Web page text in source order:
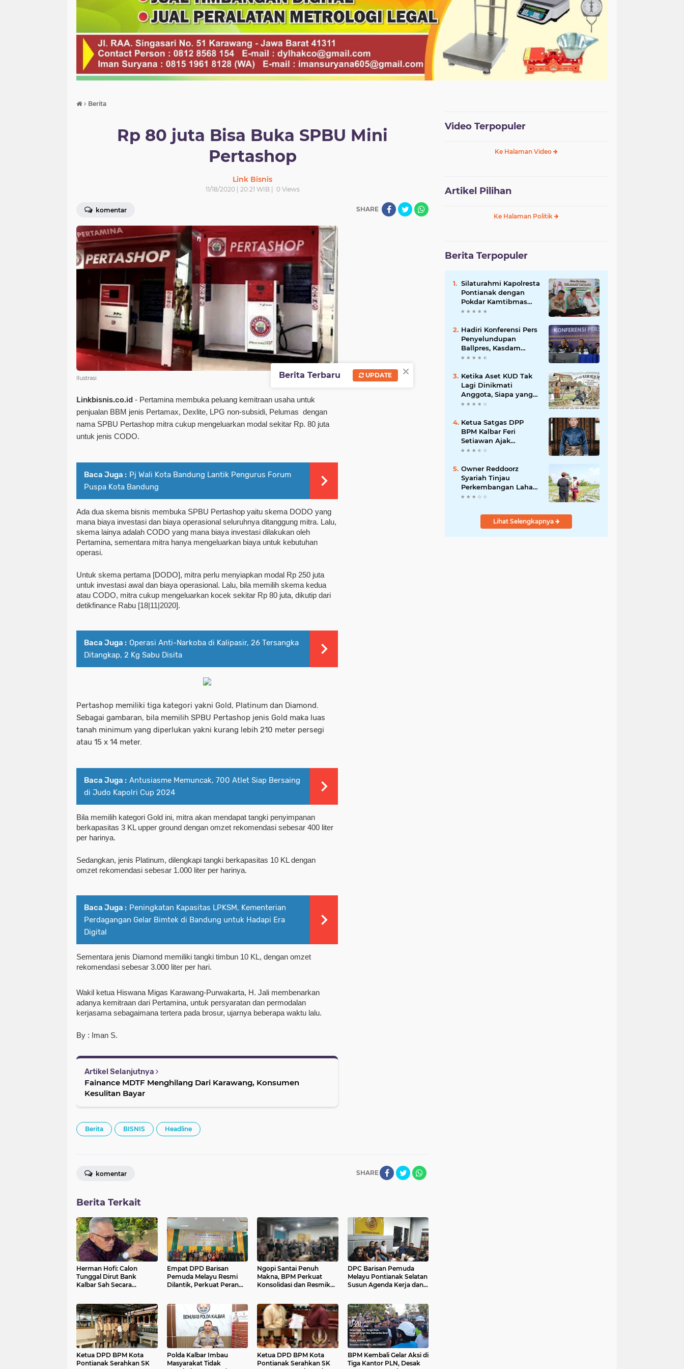
› Berita
Rp 80 juta Bisa Buka SPBU Mini
Pertashop
Link Bisnis
11/18/2020 | 20:21 WIB | 0Views
komentar SHARE
Ilustrasi
Linkbisnis.co.id - Pertamina membuka peluang kemitraan usaha untuk
penjualan BBM jenis Pertamax, Dexlite, LPG non-subsidi, Pelumas  dengan
nama SPBU Pertashop mitra cukup mengeluarkan modal sekitar Rp. 80 juta
untuk jenis CODO.
Baca Juga : Pj Wali Kota Bandung Lantik Pengurus Forum
Puspa Kota Bandung
Ada dua skema bisnis membuka SPBU Pertashop yaitu skema DODO yang
mana biaya investasi dan biaya operasional seluruhnya ditanggung mitra. Lalu,
skema lainya adalah CODO yang mana biaya investasi dilakukan oleh
Pertamina, sementara mitra hanya mengeluarkan biaya untuk kebutuhan
operasi.
Untuk skema pertama [DODO], mitra perlu menyiapkan modal Rp 250 juta
untuk investasi awal dan biaya operasional. Lalu, bila memilih skema kedua
atau CODO, mitra cukup mengeluarkan kocek sekitar Rp 80 juta, dikutip dari
detikfinance Rabu [18|11|2020].
Baca Juga : Operasi Anti-Narkoba di Kalipasir, 26 Tersangka
Ditangkap, 2 Kg Sabu Disita
Pertashop memiliki tiga kategori yakni Gold, Platinum dan Diamond.
Sebagai gambaran, bila memilih SPBU Pertashop jenis Gold maka luas
tanah minimum yang diperlukan yakni kurang lebih 210 meter persegi
atau 15 x 14 meter.
Baca Juga : Antusiasme Memuncak, 700 Atlet Siap Bersaing
di Judo Kapolri Cup 2024
Bila memilih kategori Gold ini, mitra akan mendapat tangki penyimpanan
berkapasitas 3 KL upper ground dengan omzet rekomendasi sebesar 400 liter
per harinya.
Sedangkan, jenis Platinum, dilengkapi tangki berkapasitas 10 KL dengan
omzet rekomendasi sebesar 1.000 liter per harinya.
Baca Juga : Peningkatan Kapasitas LPKSM, Kementerian
Perdagangan Gelar Bimtek di Bandung untuk Hadapi Era
Digital
Sementara jenis Diamond memiliki tangki timbun 10 KL, dengan omzet
rekomendasi sebesar 3.000 liter per hari.
Wakil ketua Hiswana Migas Karawang-Purwakarta, H. Jali membenarkan
adanya kemitraan dari Pertamina, untuk persyaratan dan permodalan
kerjasama sebagaimana tertera pada brosur, ujarnya beberapa waktu lalu.
By : Iman S.
Artikel Selanjutnya
Fainance MDTF Menghilang Dari Karawang, Konsumen
Kesulitan Bayar
Berita BISNIS Headline
SHARE
komentar
Berita Terkait
Herman Hofi: Calon
Tunggal Dirut Bank
Kalbar Sah Secara
Empat DPD Barisan
Pemuda Melayu Resmi
Dilantik, Perkuat Peran
Ngopi Santai Penuh
Makna, BPM Perkuat
Konsolidasi dan Resmikan
DPC Barisan Pemuda
Melayu Pontianak Selatan
Susun Agenda Kerja dan
Ketua DPD BPM Kota
Pontianak Serahkan SK
Polda Kalbar Imbau
Masyarakat Tidak
Ketua DPD BPM Kota
Pontianak Serahkan SK
BPM Kembali Gelar Aksi di
Tiga Kantor PLN, Desak
Video Terpopuler
Ke Halaman Video
Artikel Pilihan
Ke Halaman Politik
Berita Terpopuler
Silaturahmi Kapolresta
Pontianak dengan
Pokdar Kamtibmas
Resor Kota Pontianak
Hadiri Konferensi Pers
Penyelundupan
Ballpres, Kasdam
XII/Tpr Tegaskan
Perbatasan Kalbar
Ketika Aset KUD Tak
Lagi Dinikmati
Anggota, Siapa yang
Bertanggung Jawab?
Ketua Satgas DPP
BPM Kalbar Feri
Setiawan Ajak
Anggota,Simpatisan
Kibarkan Merah Putih
Sambut HUT ke-81 RI
Owner Reddoorz
Syariah Tinjau
Perkembangan Lahan
Perkebunan Di
Lihat Selengkapnya
×
Berita Terbaru UPDATE